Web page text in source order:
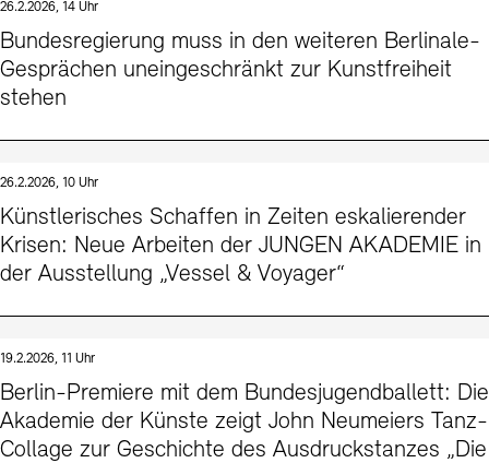
26.2.2026, 14 Uhr
Bundesregierung muss in den weiteren Berlinale-
Gesprächen uneingeschränkt zur Kunstfreiheit
stehen
26.2.2026, 10 Uhr
Künstlerisches Schaffen in Zeiten eskalierender
Krisen: Neue Arbeiten der JUNGEN AKADEMIE in
der Ausstellung „Vessel & Voyager“
19.2.2026, 11 Uhr
Berlin-Premiere mit dem Bundesjugendballett: Die
Akademie der Künste zeigt John Neumeiers Tanz-
Collage zur Geschichte des Ausdruckstanzes „Die